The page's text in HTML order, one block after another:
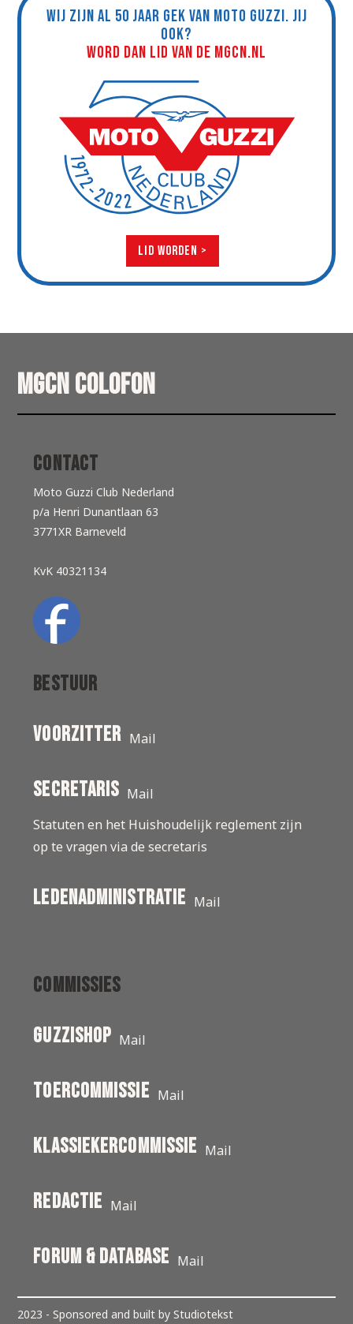
WIJ ZIJN AL 50 JAAR GEK VAN MOTO GUZZI. JIJ
OOK?
WORD DAN LID VAN DE MGCN.NL
LID WORDEN >
MGCN Colofon
Contact
Moto Guzzi Club Nederland
p/a Henri Dunantlaan 63
3771XR Barneveld
KvK 40321134
Bestuur
Voorzitter Mail
secretaris Mail
Statuten en het Huishoudelijk reglement zijn
op te vragen via de secretaris
ledenadministratie Mail
Commissies
Guzzishop Mail
toercommissie Mail
klassiekercommissie Mail
Redactie Mail
Forum & Database Mail
2023 - Sponsored and built by Studiotekst